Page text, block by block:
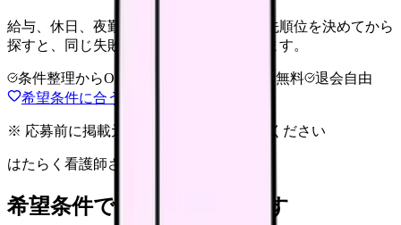
給与、休日、夜勤、通勤、人間関係。優先順位を決めてから
探すと、同じ失敗を繰り返しにくくなります。
条件整理からOK 完全無料
退会自由
希望条件に合う職場を相談する
※ 応募前に掲載元の最新情報を確認してください
はたらく看護師さん 求人
希望条件で看護師求人を探す